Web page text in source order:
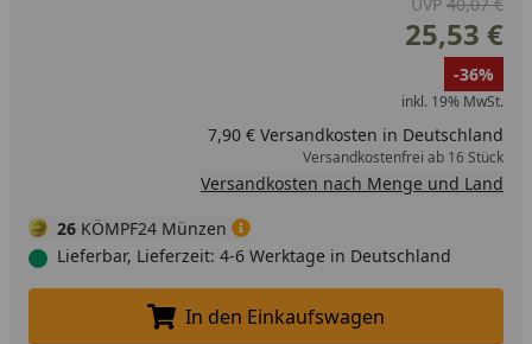
25,53 €
-36%
inkl. 19% MwSt.
7,90 € Versandkosten in Deutschland
Versandkostenfrei ab 16 Stück
Versandkosten nach Menge und Land
26 KÖMPF24 Münzen
Lieferbar, Lieferzeit: 4-6 Werktage in Deutschland
In den Einkaufswagen legen
In den Einkaufswagen